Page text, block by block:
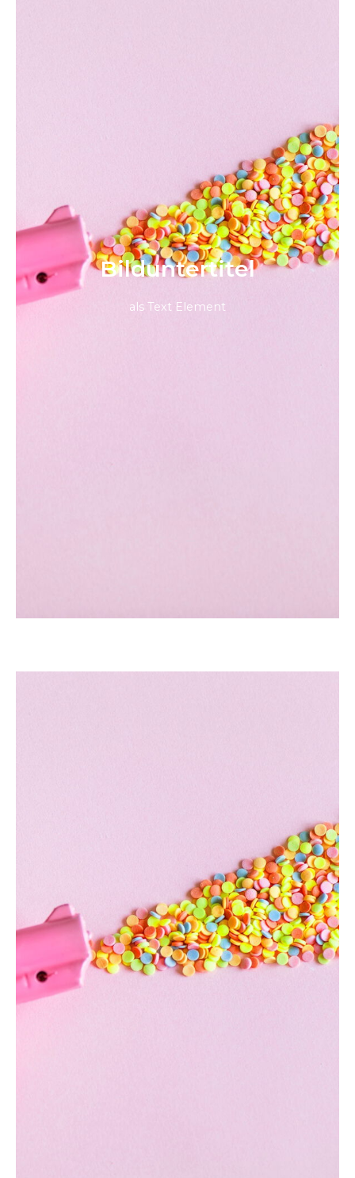
Bild­unter­titel
als Text Element